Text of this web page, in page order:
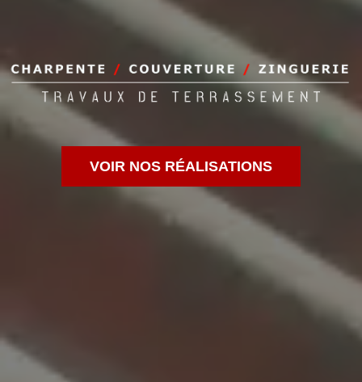
VOIR NOS RÉALISATIONS